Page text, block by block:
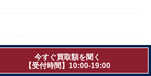
今すぐ買取額を聞く
【受付時間】10:00-19:00